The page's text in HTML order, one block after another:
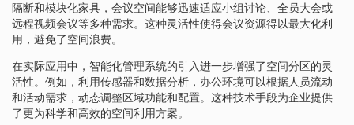
隔断和模块化家具，会议空间能够迅速适应小组讨论、全员大会或
远程视频会议等多种需求。这种灵活性使得会议资源得以最大化利
用，避免了空间浪费。
在实际应用中，智能化管理系统的引入进一步增强了空间分区的灵
活性。例如，利用传感器和数据分析，办公环境可以根据人员流动
和活动需求，动态调整区域功能和配置。这种技术手段为企业提供
了更为科学和高效的空间利用方案。